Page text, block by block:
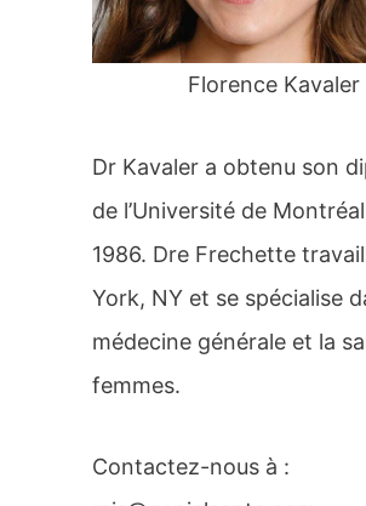
:
Florence Kavaler
Dr Kavaler a obtenu son
de l’Université de
1986. Dre Frechette
York, NY et se spécialise
médecine générale et la
femmes.
Contactez-nous à :